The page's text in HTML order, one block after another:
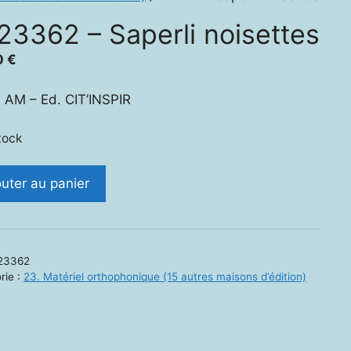
– Saperli noisettes
€
– Ed. CIT’INSPIR
au panier
: 23. Matériel orthophonique (15 autres maisons d’édition)